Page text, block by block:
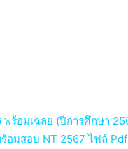
ร้อมเฉลย (ปีการศึกษา
ร้อมสอบ NT 2567 ไฟล์